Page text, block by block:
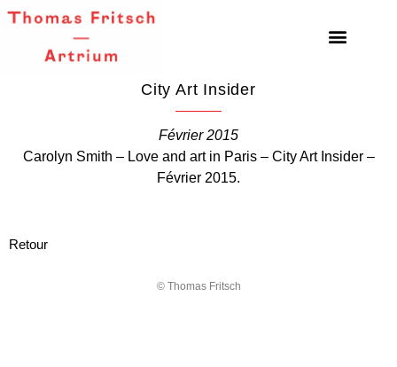
City Art Insider
Février 2015
Carolyn Smith – Love and art in Paris – City Art Insider –
Février 2015.
Retour
© Thomas Fritsch